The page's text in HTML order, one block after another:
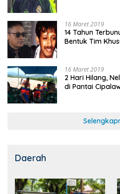
16 Maret 2019
14 Tahun
Bentuk Tim
16 Maret 2019
2 Hari Hilang,
di Pantai
Daerah